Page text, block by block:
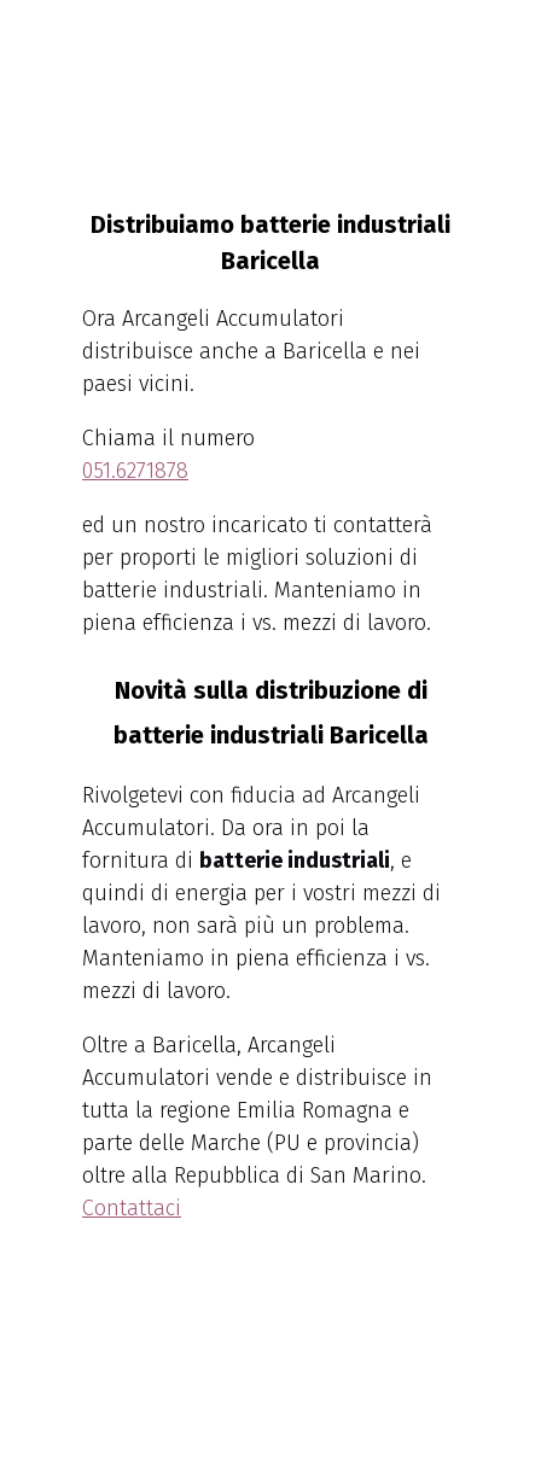
Distribuiamo batterie industriali
Baricella
Ora Arcangeli Accumulatori
distribuisce anche a Baricella e nei
paesi vicini.
Chiama il numero
051.6271878
ed un nostro incaricato ti contatterà
per proporti le migliori soluzioni di
batterie industriali. Manteniamo in
piena efficienza i vs. mezzi di lavoro.
Novità sulla distribuzione di
batterie industriali Baricella
Rivolgetevi con fiducia ad Arcangeli
Accumulatori. Da ora in poi la
fornitura di batterie industriali, e
quindi di energia per i vostri mezzi di
lavoro, non sarà più un problema.
Manteniamo in piena efficienza i vs.
mezzi di lavoro.
Oltre a Baricella, Arcangeli
Accumulatori vende e distribuisce in
tutta la regione Emilia Romagna e
parte delle Marche (PU e provincia)
oltre alla Repubblica di San Marino.
Contattaci